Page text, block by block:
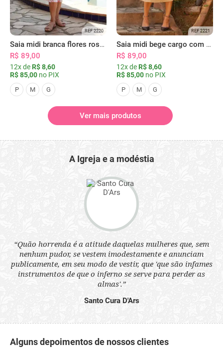
REF 2220
Saia midi branca flores rosas com bolsos
R$ 89,00
12x de R$ 8,60
R$ 85,00 no PIX
P M G
REF 2221
Saia midi bege cargo com bolsos
R$ 89,00
12x de R$ 8,60
R$ 85,00 no PIX
P M G
Ver mais produtos
A Igreja e a modéstia
“Quão horrenda é a atitude daquelas mulheres que, sem
nenhum pudor, se vestem imodestamente e anunciam
publicamente, em seu modo de vestir, que 'que são infames
instrumentos de que o inferno se serve para perder as
almas'.”
Santo Cura D'Ars
Alguns depoimentos de nossos clientes